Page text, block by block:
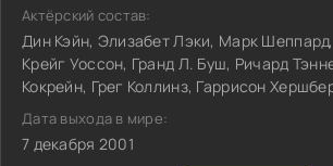
Актёрский состав:
Дин Кэйн, Элизабет Лэки, Марк
Крейг Уоссон, Гранд Л. Буш, Ричард
Кокрейн, Грег Коллинз, Гаррисон
Дата выхода в мире:
7 декабря 2001